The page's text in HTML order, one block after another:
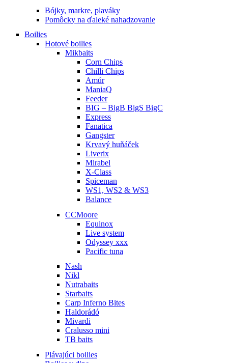
Bójky, markre, plaváky
Pomôcky na ďaleké nahadzovanie
Boilies
Hotové boilies
Mikbaits
Corn Chips
Chilli Chips
Amúr
ManiaQ
Feeder
BIG – BigB BigS BigC
Express
Fanatica
Gangster
Krvavý huňáček
Liverix
Mirabel
X-Class
Spiceman
WS1, WS2 & WS3
Balance
CCMoore
Equinox
Live system
Odyssey xxx
Pacific tuna
Nash
Nikl
Nutrabaits
Starbaits
Carp Inferno Bites
Haldorádó
Mivardi
Cralusso mini
TB baits
Plávajúci boilies